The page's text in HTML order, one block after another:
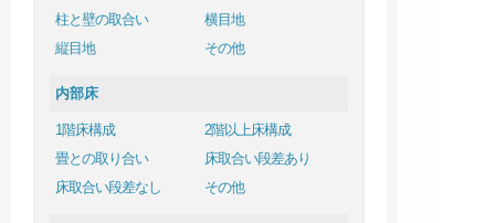
柱と壁の取合い
横目地
縦目地
その他
内部床
1階床構成
2階以上床構成
畳との取り合い
床取合い段差あり
床取合い段差なし
その他